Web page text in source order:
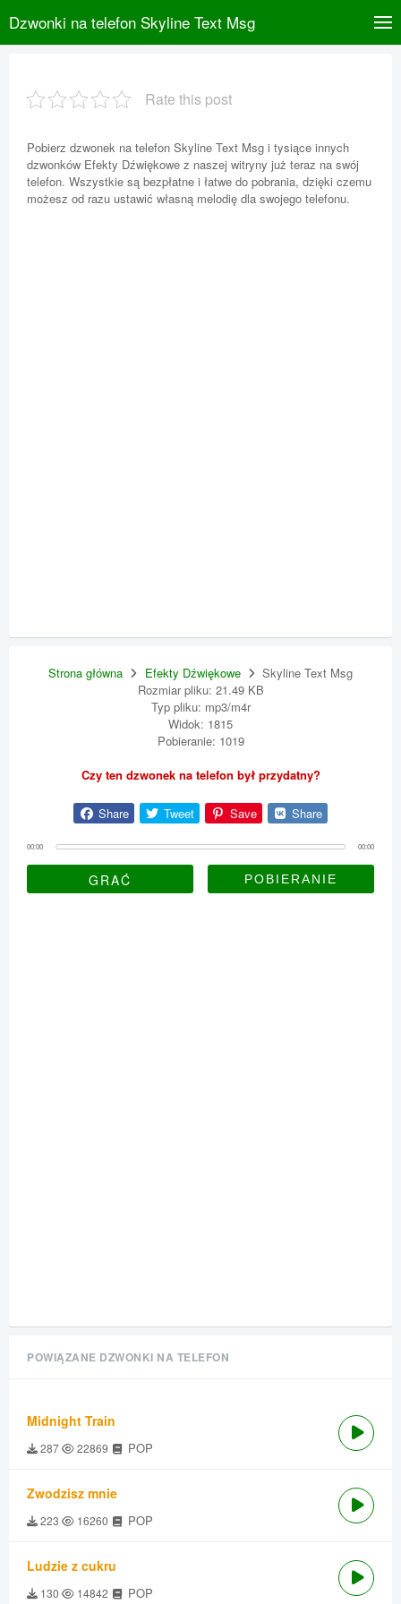
Dzwonki na telefon Skyline Text Msg
Rate this post
Pobierz dzwonek na telefon Skyline Text Msg i tysiące innych
dzwonków Efekty Dźwiękowe z naszej witryny już teraz na swój
telefon. Wszystkie są bezpłatne i łatwe do pobrania, dzięki czemu
możesz od razu ustawić własną melodię dla swojego telefonu.
Strona główna Efekty Dźwiękowe
Skyline Text Msg
Rozmiar pliku: 21.49 KB
Typ pliku: mp3/m4r
Widok: 1815
Pobieranie: 1019
Czy ten dzwonek na telefon był przydatny?
Share Tweet Save Share
00:00 00:00
GRAĆ
POWIĄZANE DZWONKI NA TELEFON
Midnight Train
287 22869 POP
Zwodzisz mnie
223 16260 POP
Ludzie z cukru
130 14842 POP